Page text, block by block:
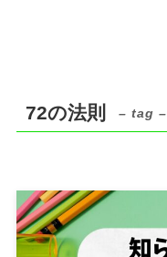
72の法則 – tag –